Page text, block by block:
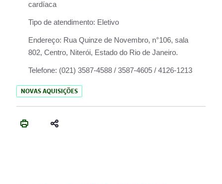
cardíaca
Tipo de atendimento: Eletivo
Endereço: Rua Quinze de Novembro, n°106, sala
802, Centro, Niterói, Estado do Rio de Janeiro.
Telefone: (021) 3587-4588 / 3587-4605 / 4126-1213
NOVAS AQUISIÇÕES